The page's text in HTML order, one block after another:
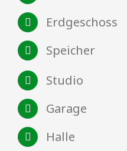
Erdgeschoss
Speicher
Studio
Garage
Halle